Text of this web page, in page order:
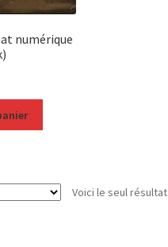
numérique
Voici le seul résultat